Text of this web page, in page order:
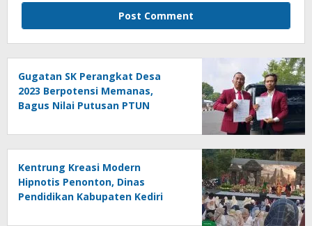
Gugatan SK Perangkat Desa
2023 Berpotensi Memanas,
Bagus Nilai Putusan PTUN
Kentrung Kreasi Modern
Hipnotis Penonton, Dinas
Pendidikan Kabupaten Kediri